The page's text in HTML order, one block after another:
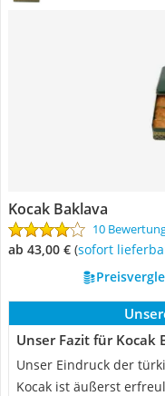
Kocak Baklava
10
ab 43,00 € ( Sofort
Unser Fazit für Kocak
Unser Eindruck der
Kocak ist äußerst